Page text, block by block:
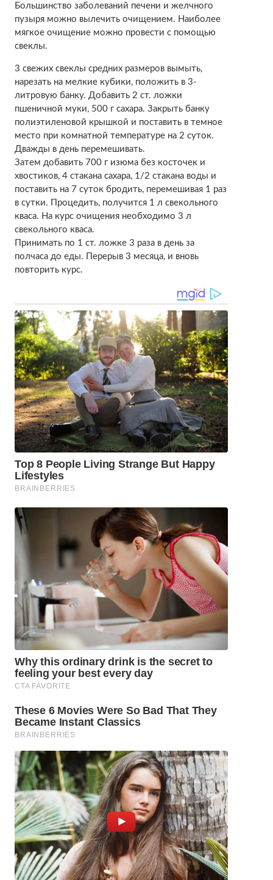
Большинство заболеваний печени и желчного
пузыря можно вылечить очищением. Наиболее
мягкое очищение можно провести с помощью
свеклы.
3 свежих свеклы средних размеров вымыть,
нарезать на мелкие кубики, положить в 3-
литровую банку. Добавить 2 ст. ложки
пшеничной муки, 500 г сахара. Закрыть банку
полиэтиленовой крышкой и поставить в темное
место при комнатной температуре на 2 суток.
Дважды в день перемешивать.
Затем добавить 700 г изюма без косточек и
хвостиков, 4 стакана сахара, 1/2 стакана воды и
поставить на 7 суток бродить, перемешивая 1 раз
в сутки. Процедить, получится 1 л свекольного
кваса. На курс очищения необходимо 3 л
свекольного кваса.
Принимать по 1 ст. ложке 3 раза в день за
полчаса до еды. Перерыв 3 месяца, и вновь
повторить курс.